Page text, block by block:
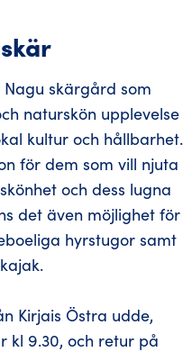
skärgård som
naturskön upplevelse
kultur och hållbarhet.
för dem som vill njuta
och dess lugna
det även möjlighet för
hyrstugor samt
Kirjais Östra udde,
kl 9.30, och retur på